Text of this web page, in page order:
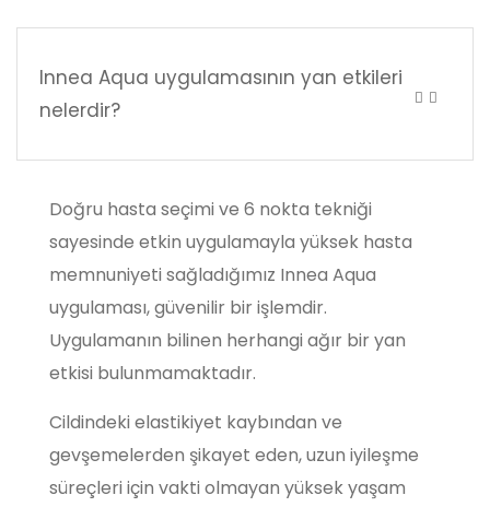
Innea Aqua uygulamasının yan etkileri
nelerdir?
Doğru hasta seçimi ve 6 nokta tekniği
sayesinde etkin uygulamayla yüksek hasta
memnuniyeti sağladığımız Innea Aqua
uygulaması, güvenilir bir işlemdir.
Uygulamanın bilinen herhangi ağır bir yan
etkisi bulunmamaktadır.
Cildindeki elastikiyet kaybından ve
gevşemelerden şikayet eden, uzun iyileşme
süreçleri için vakti olmayan yüksek yaşam